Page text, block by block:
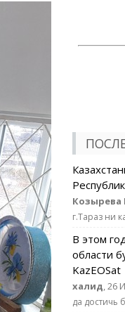
Козырева
г.Тараз ни
В этом
области
KazEOSat
халид, 26
да достичь